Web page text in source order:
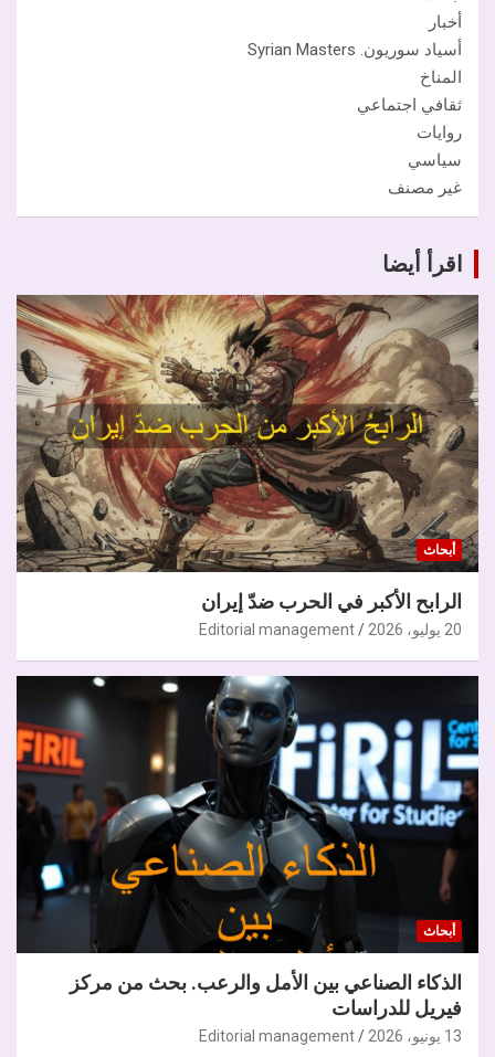
أخبار
أسياد سوريون. Syrian Masters
المناخ
ثقافي اجتماعي
روايات
سياسي
غير مصنف
اقرأ أيضا
أبحاث
الرابح الأكبر في الحرب ضدّ إيران
20 يوليو، 2026 Editorial management
أبحاث
الذكاء الصناعي بين الأمل والرعب. بحث من مركز
فيريل للدراسات
13 يونيو، 2026 Editorial management